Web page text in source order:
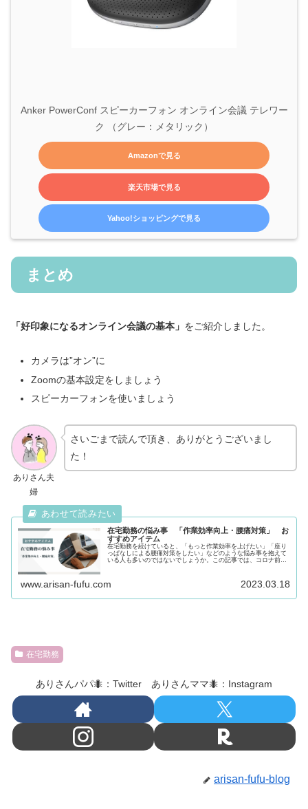
Anker PowerConf スピーカーフォン オンライン会議 テレワー
ク （グレー：メタリック）
Amazonで見る
楽天市場で見る
Yahoo!ショッピングで見る
まとめ
「好印象になるオンライン会議の基本」 をご紹介しました。
カメラは”オン”に
Zoomの基本設定をしましょう
スピーカーフォンを使いましょう
ありさん夫
婦
さいごまで読んで頂き、ありがとうございまし
た！
在宅勤務の悩み事 「作業効率向上・腰痛対策」 お
すすめアイテム
在宅勤務を続けていると、「もっと作業効率を上げたい」「座り
っぱなしによる腰痛対策をしたい」などのような悩み事を抱えて
いる人も多いのではないでしょうか。この記事では、コロナ前か
www.arisan-fufu.com 2023.03.18
在宅勤務
ありさんパパ🐜：Twitter ありさんママ🐜：Instagram
arisan-fufu-blog